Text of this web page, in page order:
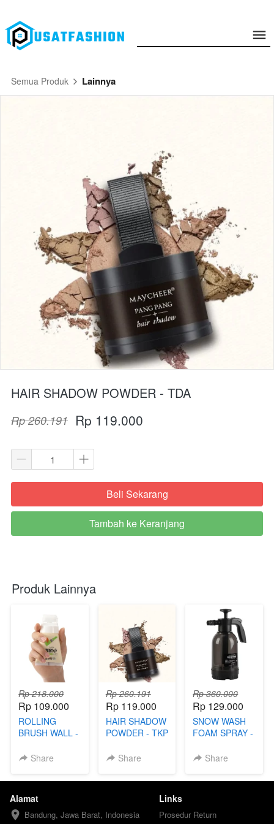
Semua Produk Lainnya
HAIR SHADOW POWDER - TDA
Rp 260.191 Rp 119.000
`Beli Sekarang
`
Tambah ke Keranjang
Produk Lainnya
Rp 218.000
Rp 109.000
ROLLING
BRUSH WALL -
Share
Rp 260.191
Rp 119.000
HAIR SHADOW
POWDER - TKP
Share
Rp 360.000
Rp 129.000
SNOW WASH
FOAM SPRAY -
Share
Alamat
Bandung, Jawa Barat, Indonesia
Links
Prosedur Return